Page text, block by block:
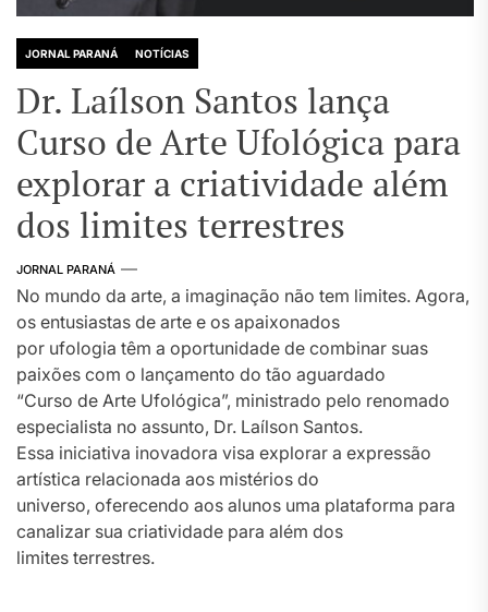
JORNAL PARANÁ NOTÍCIAS
Dr. Laílson Santos lança
Curso de Arte Ufológica para
explorar a criatividade além
dos limites terrestres
JORNAL PARANÁ
No mundo da arte, a imaginação não tem limites. Agora,
os entusiastas de arte e os apaixonados
por ufologia têm a oportunidade de combinar suas
paixões com o lançamento do tão aguardado
“Curso de Arte Ufológica”, ministrado pelo renomado
especialista no assunto, Dr. Laílson Santos.
Essa iniciativa inovadora visa explorar a expressão
artística relacionada aos mistérios do
universo, oferecendo aos alunos uma plataforma para
canalizar sua criatividade para além dos
limites terrestres.